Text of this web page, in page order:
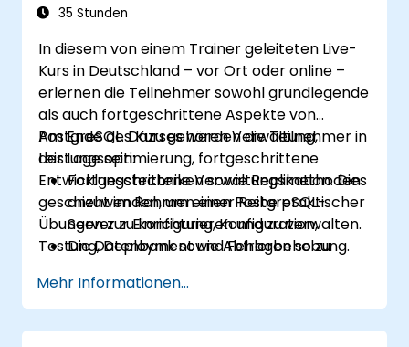
35 Stunden
In diesem von einem Trainer geleiteten Live-
Kurs in Deutschland – vor Ort oder online –
erlernen die Teilnehmer sowohl grundlegende
als auch fortgeschrittene Aspekte von
PostgreSQL. Dazu gehören Verwaltung,
Leistungsoptimierung, fortgeschrittene
Entwicklungstechniken sowie Replikation. Dies
geschieht im Rahmen einer Reihe praktischer
Übungen zur Einrichtung, Konfiguration,
Testung, Deployment und Fehlerbehebung.
Am Ende des Kurses werden die Teilnehmer in
der Lage sein:
Fortgeschrittene Verwaltungsmethoden
anzuwenden, um einen PostgreSQL-
Server zu konfigurieren und zu verwalten.
Die Datenbank sowie Abfragen so zu
erzielt wird.
Einen PostgreSQL-Server zu replizieren
und skalierbar zu gestalten.
Mehr Informationen...